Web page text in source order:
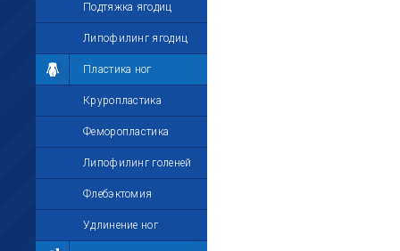
Подтяжка ягодиц
Липофилинг ягодиц
Пластика ног
Круропластика
Феморопластика
Липофилинг голеней
Флебэктомия
Удлинение ног